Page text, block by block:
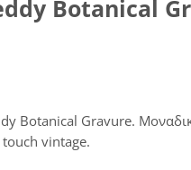
Botanical
Botanical Gravure.
touch vintage.